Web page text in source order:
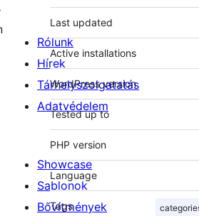
Last updated
Active installations
WordPress version
Tested up to
PHP version
Language
Tags
Rólunk
Hírek
Tárhelyszolgatatás
Adatvédelem
Showcase
Sablonok
Bővítmények